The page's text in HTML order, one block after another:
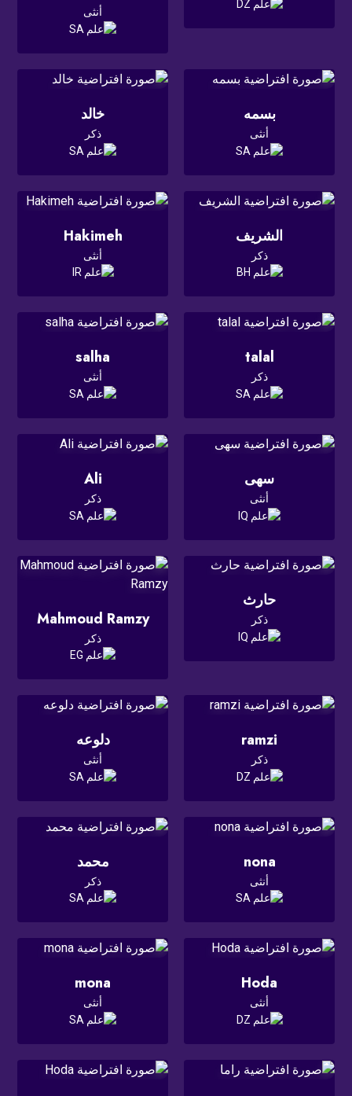
أنثى
خالد
ذكر
بسمه
أنثى
Hakimeh
أنثى
الشريف
ذكر
salha
أنثى
talal
ذكر
Ali
ذكر
سهى
أنثى
Mahmoud Ramzy
ذكر
حارث
ذكر
دلوعه
أنثى
ramzi
ذكر
محمد
ذكر
nona
أنثى
mona
أنثى
Hoda
أنثى